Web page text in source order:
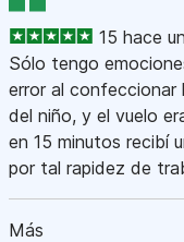
15 hace
Sólo tengo
error al confeccionar
del niño, y el vuelo
en 15 minutos recibí
por tal rapidez de
Más